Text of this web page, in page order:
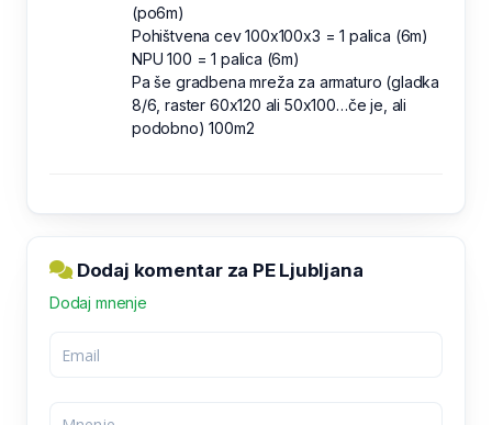
(po6m)
Pohištvena cev 100x100x3 = 1 palica (6m)
NPU 100 = 1 palica (6m)
Pa še gradbena mreža za armaturo (gladka
8/6, raster 60x120 ali 50x100…če je, ali
podobno) 100m2
Dodaj komentar za PE Ljubljana
Dodaj mnenje